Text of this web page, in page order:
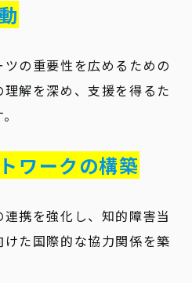
の重要性を広めるための
解を深め、支援を得るた
ワークの構築
携を強化し、知的障害当
た国際的な協力関係を築